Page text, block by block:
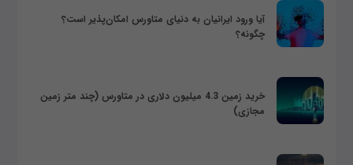
آیا ورود ایرانیان به دنیای متاورس امکان‌پذیر است؟
چگونه؟
خرید زمین 4.3 میلیون دلاری در متاورس (چند متر زمین
مجازی)